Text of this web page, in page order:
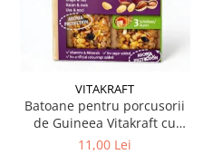
VITAKRAFT
Batoane pentru porcusorii
de Guineea Vitakraft cu
struguri & nuci 2 buc
11,00 Lei